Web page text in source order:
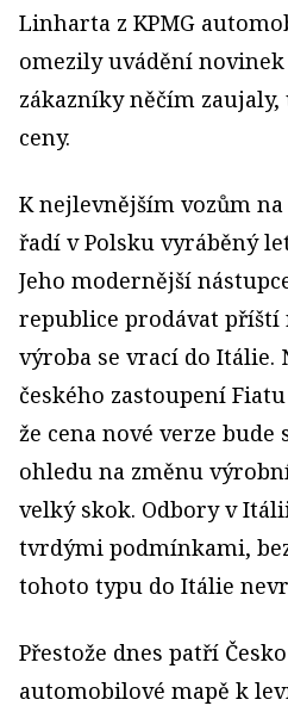
Linharta z KPMG
omezily uvádění
zákazníky něčím
ceny.
K nejlevnějším vozům
řadí v Polsku vyráběný
Jeho modernější
republice prodávat příští
výroba se vrací do Itálie.
českého zastoupení
že cena nové verze bude
ohledu na změnu
velký skok. Odbory v
tvrdými podmínkami,
tohoto typu do Itálie
Přestože dnes patří
automobilové mapě k